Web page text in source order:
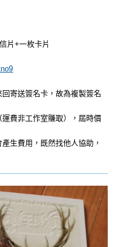
片+一枚卡片
寄送簽名卡，故為複製簽名
費非工作室賺取），屆時價
生費用，既然找他人協助，